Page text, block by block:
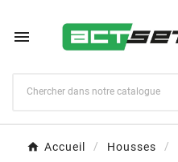

Accueil Housses